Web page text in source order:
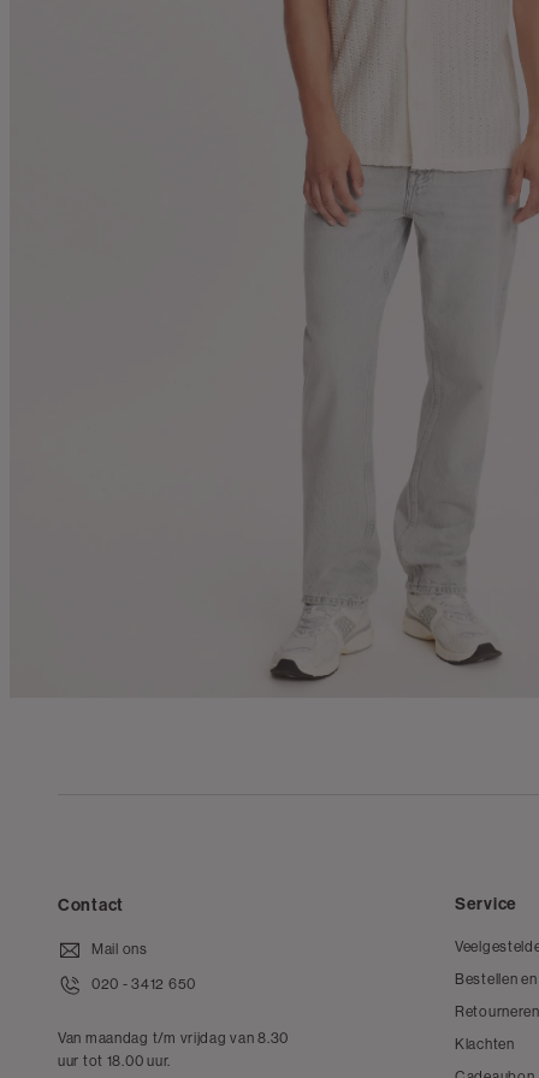
Contact
Mail ons
020 - 3412 650
Van maandag t/m vrijdag van 8.30
uur tot 18.00 uur.
Service
Bestellen
Klachten